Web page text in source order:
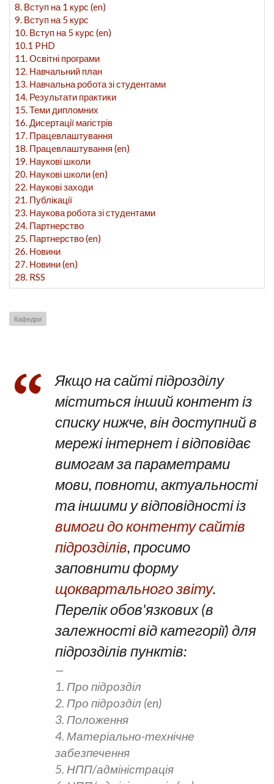
8. Вступ на 1 курс (en)
9. Вступ на 5 курс
10. Вступ на 5 курс (en)
10.1 PHD
11. Освітні програми
12. Навчальний план
13. Навчальна робота зі студентами
14. Результати практики
15. Теми дипломних
16. Дисертації магістрів
17. Працевлаштування
18. Працевлаштування (en)
19. Наукові школи
20. Наукові школи (en)
22. Наукові заходи
21. Публікації
23. Наукова робота зі студентами
24. Партнерство
25. Партнерство (en)
26. Новини
27. Новини (en)
28. RSS
Кафедри
Якщо на сайті підрозділу
міститься інший контент із
списку нижче, він доступний в
мережі інтернет і відповідає
вимогам за параметрами
мови, повноти, актуальності
та іншими у відповідності із
вимоги до контенту сайтів
підрозділів, просимо
заповнити форму
щоквартального звіту.
Перелік обов'язкових (в
залежності від категорії) для
підрозділів пунктів:
1. Про підрозділ
2. Про підрозділ (en)
3. Положення
4. Матеріально-технічне
забезпечення
5. НПП/адміністрація